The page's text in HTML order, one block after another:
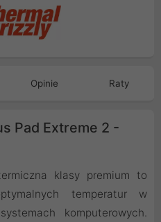
Opinie Raty
Pad Extreme 2 -
klasy premium to
temperatur w
komputerowych.